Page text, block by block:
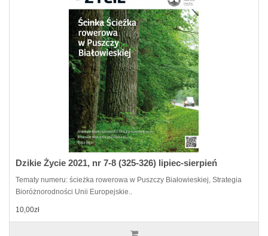
Dzikie Życie 2021, nr 7-8 (325-326) lipiec-sierpień
Tematy numeru: ścieżka rowerowa w Puszczy Białowieskiej, Strategia
Bioróżnorodności Unii Europejskie..
10,00zł